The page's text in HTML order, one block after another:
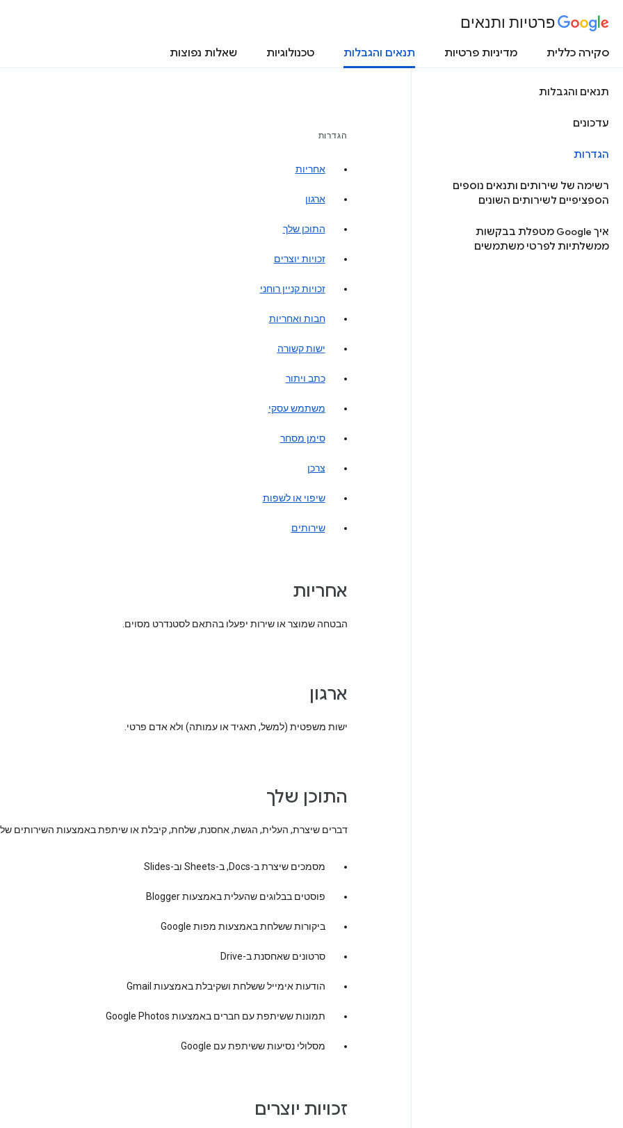
פרטיות ותנאים
סקירה כללית מדיניות פרטיות תנאים והגבלות טכנולוגיות שאלות נפוצות
תנאים והגבלות
עדכונים
הגדרות
רשימה של שירותים ותנאים נוספים
הספציפיים לשירותים השונים
איך Google מטפלת בבקשות
ממשלתיות לפרטי משתמשים
הגדרות
אחריות
ארגון
התוכן שלך
זכויות יוצרים
זכויות קניין רוחני
חבות ואחריות
ישות קשורה
כתב ויתור
משתמש עסקי
סימן מסחר
צרכן
שיפוי או לשׁפות
שירותים
אחריות
הבטחה שמוצר או שירות יפעלו בהתאם לסטנדרט מסוים.
ארגון
ישות משפטית (למשל, תאגיד או עמותה) ולא אדם פרטי.
התוכן שלך
דברים שיצרת, העלית, הגשת, אחסנת, שלחת, קיבלת או שיתפת באמצעות השירותים
מסמכים שיצרת ב-Docs, ב-Sheets וב-Slides
פוסטים בבלוגים שהעלית באמצעות Blogger
ביקורות ששלחת באמצעות מפות Google
סרטונים שאחסנת ב-Drive
הודעות אימייל ששלחת ושקיבלת באמצעות Gmail
תמונות ששיתפת עם חברים באמצעות Google Photos
מסלולי נסיעות ששיתפת עם Google
זכויות יוצרים